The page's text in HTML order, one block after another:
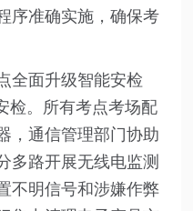
序准确实施，确保考
全面升级智能安检
检。所有考点考场配
，通信管理部门协助
多路开展无线电监测
不明信号和涉嫌作弊